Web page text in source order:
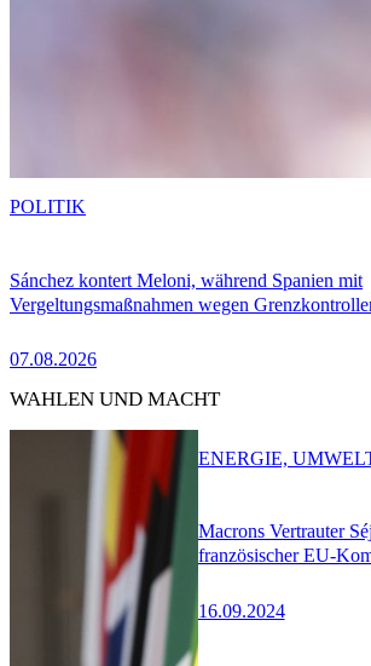
Sánchez kontert Meloni, während Spanien mit
Vergeltungsmaßnahmen wegen
07.08.2026
POLITIK
WAHLEN UND MACHT
Macrons Vertrauter
französischer EU-
16.09.2024
ENERGIE,